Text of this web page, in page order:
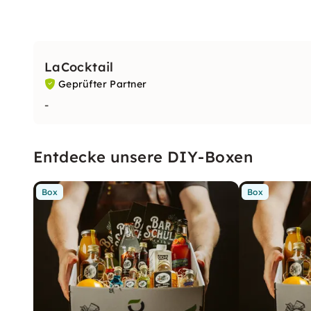
LaCocktail
Geprüfter Partner
-
Entdecke unsere DIY-Boxen
Box Box